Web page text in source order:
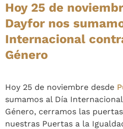
Hoy 25 de
Dayfor nos
Internacional
Género
Hoy 25 de noviembre desde
sumamos al Día
Género, cerramos las
nuestras Puertas a la